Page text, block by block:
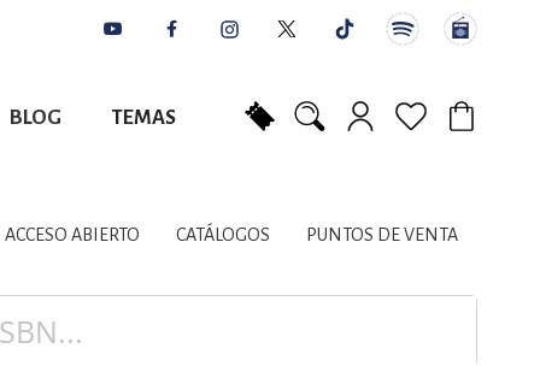
BLOG TEMAS
LITERARIOS
PLANIFICACIÓN
ACCESO ABIERTO CATÁLOGOS PUNTOS DE VENTA